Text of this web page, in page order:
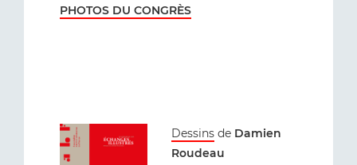
PHOTOS DU CONGRÈS
Dessins de Damien
Roudeau